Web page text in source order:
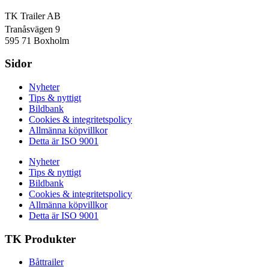
TK Trailer AB
Tranåsvägen 9
595 71 Boxholm
Sidor
Nyheter
Tips & nyttigt
Bildbank
Cookies & integritetspolicy
Allmänna köpvillkor
Detta är ISO 9001
Nyheter
Tips & nyttigt
Bildbank
Cookies & integritetspolicy
Allmänna köpvillkor
Detta är ISO 9001
TK Produkter
Båttrailer